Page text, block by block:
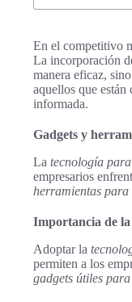
En el competitivo
La incorporación
manera eficaz,
aquellos que
informada.
Gadgets y
La tecnología para
empresarios
herramientas para
Importancia de la
Adoptar la
permiten a los
gadgets útiles